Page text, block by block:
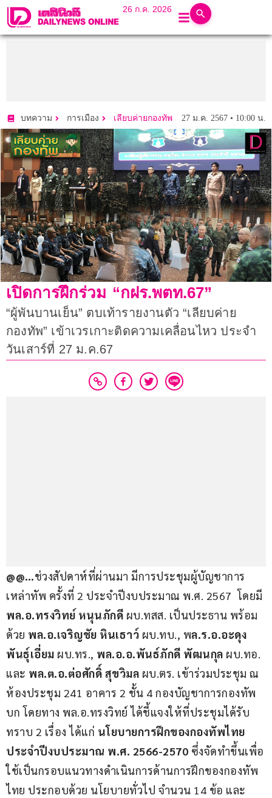
26 ก.ค. 2026
บทความ การเมือง เลียบค่ายกองทัพ 27 ม.ค. 2567 • 10:00 น.
เปิดการฝึกร่วม “กฝร.พตท.67”
“ผู้พันบานเย็น” ตบเท้ารายงานตัว “เลียบค่าย
กองทัพ” เข้าเวรเกาะติดความเคลื่อนไหว ประจำ
วันเสาร์ที่ 27 ม.ค.67
@@…ช่วงสัปดาห์ที่ผ่านมา มีการประชุมผู้บัญชาการ
เหล่าทัพ ครั้งที่ 2 ประจำปีงบประมาณ พ.ศ. 2567  โดยมี
พล.อ.ทรงวิทย์ หนุนภักดี ผบ.ทสส. เป็นประธาน พร้อม
ด้วย พล.อ.เจริญชัย หินเธาว์ ผบ.ทบ., พล.ร.อ.อะดุง
พันธุ์เอี่ยม ผบ.ทร., พล.อ.อ.พันธ์ภักดี พัฒนกุล ผบ.ทอ.
และ พล.ต.อ.ต่อศักดิ์ สุขวิมล ผบ.ตร. เข้าร่วมประชุม ณ
ห้องประชุม 241 อาคาร 2 ชั้น 4 กองบัญชาการกองทัพ
บก โดยทาง พล.อ.ทรงวิทย์ ได้ชี้แจงให้ที่ประชุมได้รับ
ทราบ 2 เรื่อง ได้แก่ นโยบายการฝึกของกองทัพไทย
ประจำปีงบประมาณ พ.ศ. 2566-2570 ซึ่งจัดทำขึ้นเพื่อ
ใช้เป็นกรอบแนวทางดำเนินการด้านการฝึกของกองทัพ
ไทย ประกอบด้วย นโยบายทั่วไป จำนวน 14 ข้อ และ